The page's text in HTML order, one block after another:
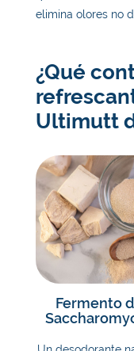
elimina olores no
¿Qué
Ultimutt
Fermento